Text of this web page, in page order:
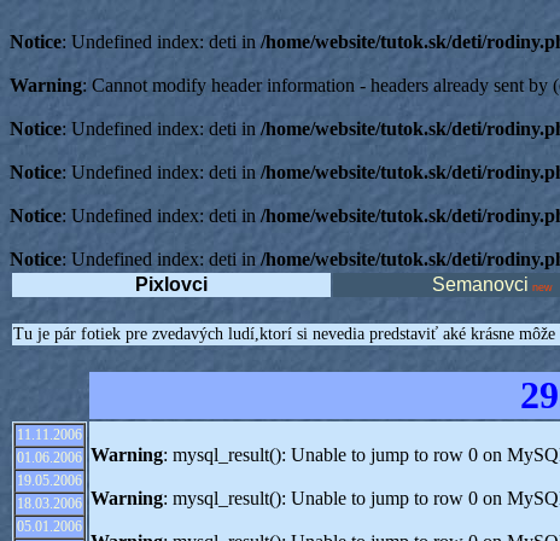
Notice: Undefined index: deti in /home/website/tutok.sk/deti/
Warning: Cannot modify header information - headers already sent
Notice: Undefined index: deti in /home/website/tutok.sk/deti/
Notice: Undefined index: deti in /home/website/tutok.sk/deti/
Notice: Undefined index: deti in /home/website/tutok.sk/deti/
Notice: Undefined index: deti in /home/website/tutok.sk/deti/
Pixlovci
Semanovci new
Tu je pár fotiek pre zvedavých ludí,ktorí si nevedia predstaviť aké krásne
11.11.2006
01.06.2006
19.05.2006
18.03.2006
05.01.2006
Warning: mysql_result(): Unable to jump to row 0 on
Warning: mysql_result(): Unable to jump to row 0 on